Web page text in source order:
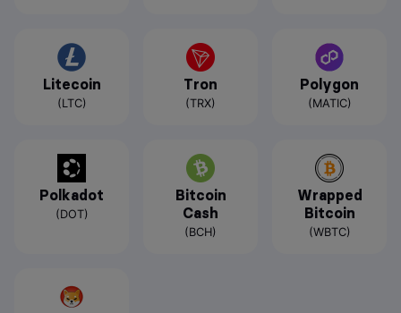
Litecoin
(LTC)
Tron
(TRX)
Polygon
(MATIC)
Polkadot
(DOT)
Bitcoin
Cash
(BCH)
Wrapped
Bitcoin
(WBTC)